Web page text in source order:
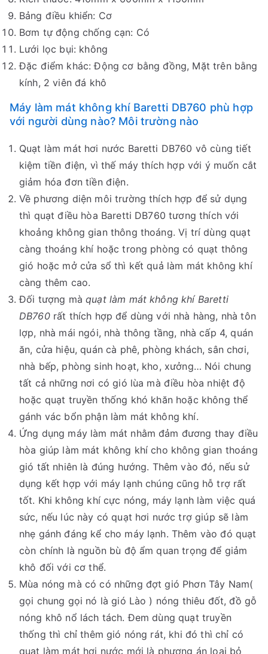
Bảng điều khiển: Cơ
Bơm tự động chống cạn: Có
Lưới lọc bụi: không
Đặc điểm khác: Động cơ bằng đồng, Mặt trên bằng
kính, 2 viên đá khô
Máy làm mát không khí Baretti DB760 phù hợp
với người dùng nào? Môi trường nào
Quạt làm mát hơi nước Baretti DB760 vô cùng tiết
kiệm tiền điện, vì thế máy thích hợp với ý muốn cắt
giảm hóa đơn tiền điện.
Về phương diện môi trường thích hợp để sử dụng
thì quạt điều hòa Baretti DB760 tương thích với
khoảng không gian thông thoáng. Vị trí dùng quạt
càng thoáng khí hoặc trong phòng có quạt thông
gió hoặc mở cửa sổ thì kết quả làm mát không khí
càng thêm cao.
Đối tượng màquạt làm mát không khí Baretti
DB760rất thích hợp để dùng với nhà hàng, nhà tôn
lợp, nhà mái ngói, nhà thông tầng, nhà cấp 4, quán
ăn, cửa hiệu, quán cà phê, phòng khách, sân chơi,
nhà bếp, phòng sinh hoạt, kho, xưởng… Nói chung
tất cả những nơi có gió lùa mà điều hòa nhiệt độ
hoặc quạt truyền thống khó khăn hoặc không thể
gánh vác bổn phận làm mát không khí.
Ứng dụng máy làm mát nhằm đảm đương thay điều
hòa giúp làm mát không khí cho không gian thoáng
gió tất nhiên là đúng hướng. Thêm vào đó, nếu sử
dụng kết hợp với máy lạnh chúng cũng hỗ trợ rất
tốt. Khi không khí cực nóng, máy lạnh làm việc quá
sức, nếu lúc này có quạt hơi nước trợ giúp sẽ làm
nhẹ gánh đáng kể cho máy lạnh. Thêm vào đó quạt
còn chính là nguồn bù độ ẩm quan trọng để giảm
khô đối với cơ thể.
Mùa nóng mà có có những đợt gió Phơn Tây Nam(
gọi chung gọi nó là gió Lào ) nóng thiêu đốt, đồ gỗ
nóng khô nổ lách tách. Đem dùng quạt truyền
thống thì chỉ thêm gió nóng rát, khi đó thì chỉ có
quạt làm mát hơi nước mới là phương án loại bỏ